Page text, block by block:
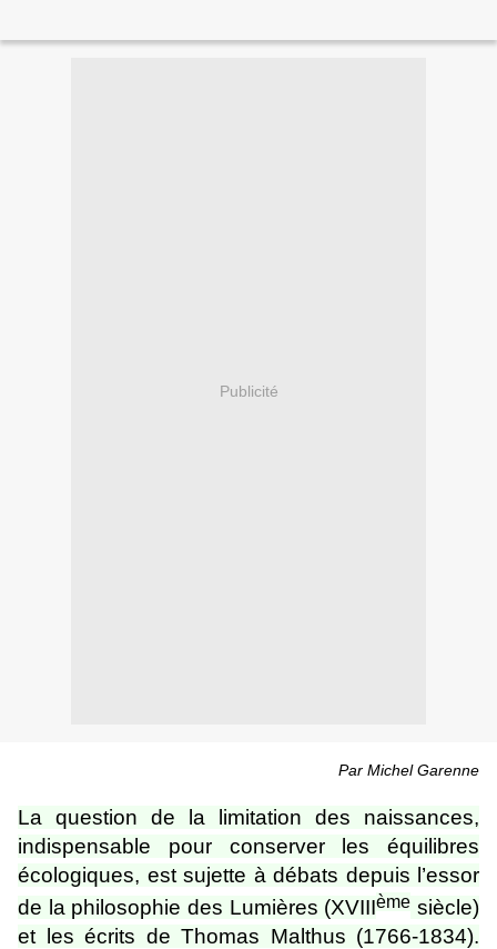
Publicité
Par Michel Garenne
La question de la limitation des naissances,
indispensable pour conserver les équilibres
écologiques, est sujette à débats depuis l’essor
de la philosophie des Lumières (XVIIIème siècle)
et les écrits de Thomas Malthus (1766-1834).